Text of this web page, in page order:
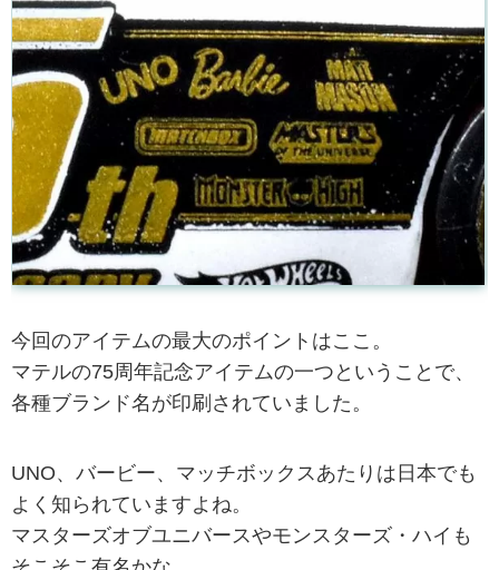
今回のアイテムの最大のポイントはここ。
マテルの75周年記念アイテムの一つということで、
各種ブランド名が印刷されていました。
UNO、バービー、マッチボックスあたりは日本でも
よく知られていますよね。
マスターズオブユニバースやモンスターズ・ハイも